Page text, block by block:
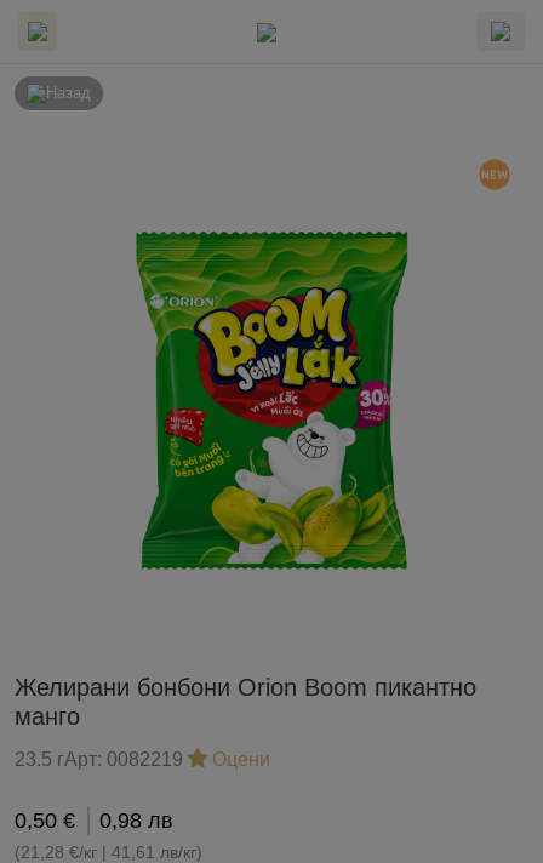
Назад
Желирани бонбони Orion Boom пикантно
манго
23.5 гАрт: 0082219 Оцени
0,50 € 0,98 лв
(21,28 €/кг | 41,61 лв/кг)